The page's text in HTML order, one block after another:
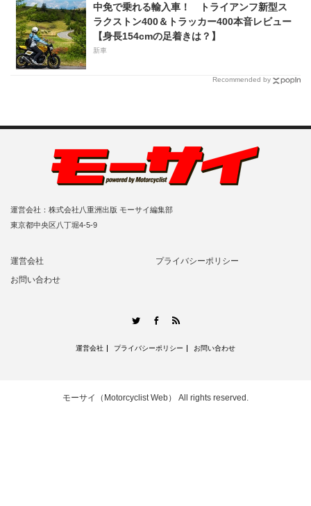
中免で乗れる輸入車！ トライアンフ新型ス
ラクストン400＆トラッカー400本音レビュー
【身長154cmの足着きは？】
新車
Recommended by
運営会社：株式会社八重洲出版 モーサイ編集部
東京都中央区八丁堀4-5-9
運営会社
プライバシーポリシー
お問い合わせ
TwitterFacebook
運営会社 プライバシーポリシー お問い合わせ
モーサイ（Motorcyclist Web） All rights reserved.